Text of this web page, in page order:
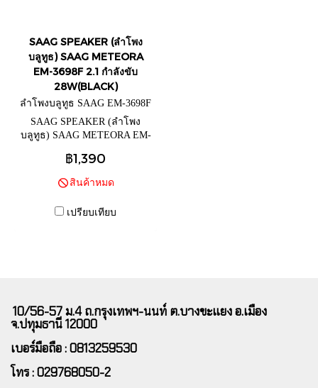
SAAG SPEAKER (ลำโพง
บลูทูธ) SAAG METEORA
EM-3698F 2.1 กำลังขับ
28W(BLACK)
ลำโพงบลูทูธ SAAG EM-3698F
SAAG SPEAKER (ลำโพง
บลูทูธ) SAAG METEORA EM-
28W(BLACK) METEORA EM-
3698F 2.1 กำลังขับ
28W(BLACK) (2.1) SAAG
Output power : 28W Subwoofer :
฿1,390
สินค้าหมด
เปรียบเทียบ
10/56-57 ม.4 ถ.กรุงเทพฯ-นนท์ ต.บางขะแยง อ.เมือง
จ.ปทุมธานี 12000
เบอร์มือถือ : 0813259530
โทร : 029768050-2